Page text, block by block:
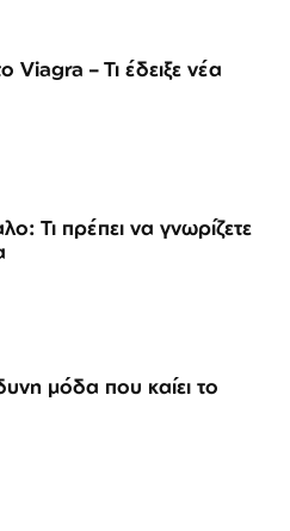
– Τι έδειξε νέα
Τι πρέπει να γνωρίζετε
μόδα που καίει το